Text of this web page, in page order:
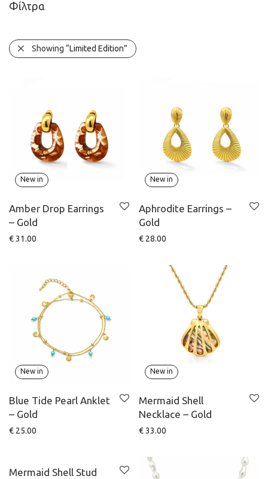
Φίλτρα
Showing “Limited Edition”
New in
Amber Drop Earrings
– Gold
€31.00
New in
Aphrodite Earrings –
Gold
€ 28.00
New in
Blue Tide Pearl Anklet
– Gold
€ 25.00
New in
Mermaid Shell
Necklace – Gold
€33.00
Mermaid Shell Stud